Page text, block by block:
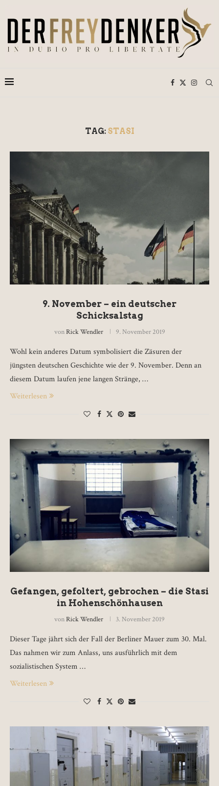
TAG: STASI
9. November – ein deutscher
Schicksalstag
vonRick Wendler 9. November 2019
Wohl kein anderes Datum symbolisiert die Zäsuren der
jüngsten deutschen Geschichte wie der 9. November. Denn an
diesem Datum laufen jene langen Stränge, …
Weiterlesen
Gefangen, gefoltert, gebrochen – die Stasi
in Hohenschönhausen
vonRick Wendler 3. November 2019
Dieser Tage jährt sich der Fall der Berliner Mauer zum 30. Mal.
Das nahmen wir zum Anlass, uns ausführlich mit dem
sozialistischen System …
Weiterlesen